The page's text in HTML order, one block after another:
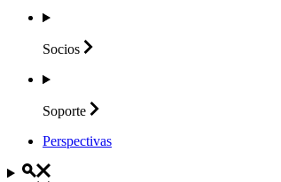
Socios
Soporte
Perspectivas